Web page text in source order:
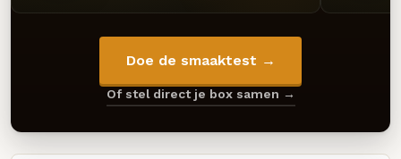
Doe de smaaktest →
Of stel direct je box samen →